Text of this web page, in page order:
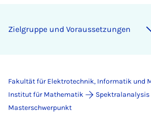
Ziel­grup­pe und Vor­aus­set­zun­gen
Fakultät für Elektrotechnik, Informatik und
Institut für Mathematik
Spektralanalysis
Masterschwerpunkt